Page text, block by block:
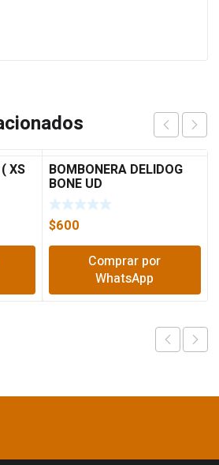
XS BOMBONERA DELIDOG
BONE UD
$600
Comprar por
WhatsApp